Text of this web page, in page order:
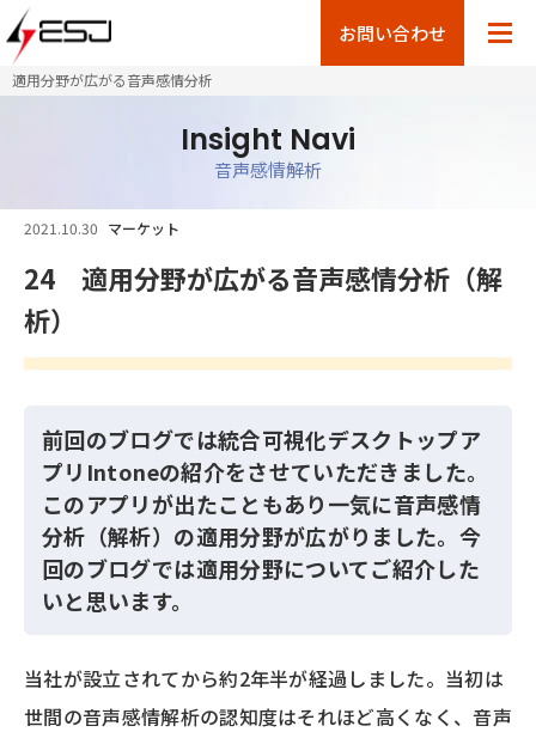
お問い合わせ
Insight Navi
音声感情解析
適用分野が広がる音声感情分析
2021.10.30 マーケット
24 適用分野が広がる音声感情分析（解
析）
前回のブログでは統合可視化デスクトップア
プリIntoneの紹介をさせていただきました。
このアプリが出たこともあり一気に音声感情
分析（解析）の適用分野が広がりました。今
回のブログでは適用分野についてご紹介した
いと思います。
当社が設立されてから約2年半が経過しました。当初は
世間の音声感情解析の認知度はそれほど高くなく、音声